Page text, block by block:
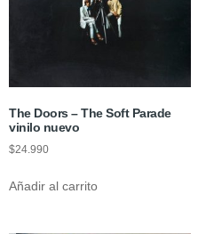
The Doors ‎– The Soft Parade
vinilo nuevo
$24.990
Añadir al carrito